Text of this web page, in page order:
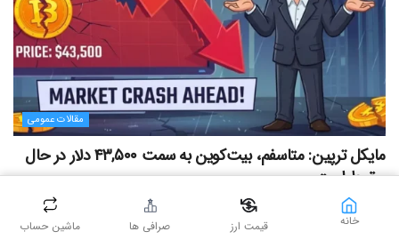
مقالات عمومی
مایکل ترپین: متاسفم، بیت‌کوین به سمت ۴۳,۵۰۰ دلار در حال
سقوط است
خانه قیمت ارز صرافی ها ماشین حساب